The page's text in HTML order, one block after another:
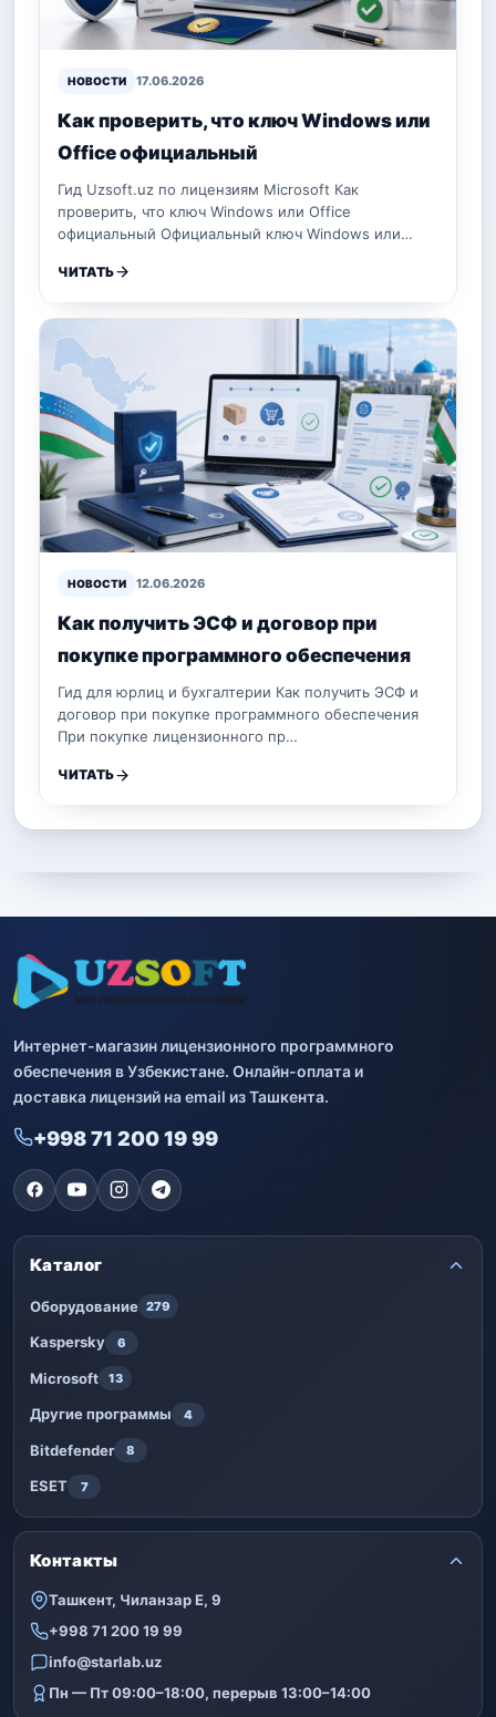
НОВОСТИ 17.06.2026
Как проверить, что ключ Windows или
Office официальный
Гид Uzsoft.uz по лицензиям Microsoft Как
проверить, что ключ Windows или Office
официальный Официальный ключ Windows или…
ЧИТАТЬ
НОВОСТИ 12.06.2026
Как получить ЭСФ и договор при
покупке программного обеспечения
Гид для юрлиц и бухгалтерии Как получить ЭСФ и
договор при покупке программного обеспечения
При покупке лицензионного пр…
ЧИТАТЬ
Интернет-магазин лицензионного программного
обеспечения в Узбекистане. Онлайн-оплата и
доставка лицензий на email из Ташкента.
+998 71 200 19 99
Каталог
Оборудование 279
Kaspersky 6
Microsoft 13
Другие программы 4
Bitdefender 8
ESET 7
Контакты
Ташкент, Чиланзар Е, 9
+998 71 200 19 99
info@starlab.uz
Пн — Пт 09:00–18:00, перерыв 13:00–14:00